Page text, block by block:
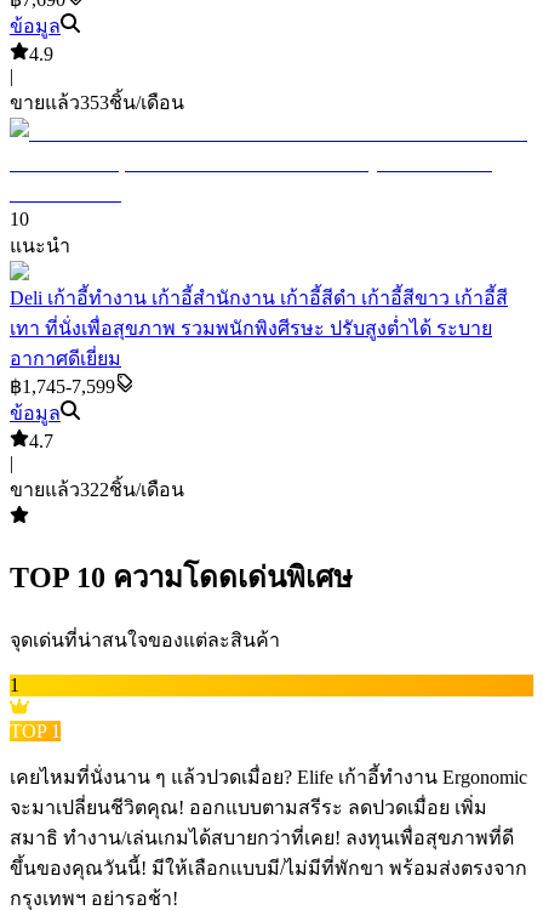
ข้อมูล
4.9
|
ขายแล้ว353ชิ้น/เดือน
10
แนะนำ
Deli เก้าอี้ทำงาน เก้าอี้สำนักงาน เก้าอี้สีดำ เก้าอี้สีขาว เก้าอี้สี
เทา ที่นั่งเพื่อสุขภาพ รวมพนักพิงศีรษะ ปรับสูงต่ำได้ ระบาย
อากาศดีเยี่ยม
฿1,745-7,599
ข้อมูล
4.7
|
ขายแล้ว322ชิ้น/เดือน
TOP 10 ความโดดเด่นพิเศษ
จุดเด่นที่น่าสนใจของแต่ละสินค้า
1
TOP 1
เคยไหมที่นั่งนาน ๆ แล้วปวดเมื่อย? Elife เก้าอี้ทำงาน Ergonomic
จะมาเปลี่ยนชีวิตคุณ! ออกแบบตามสรีระ ลดปวดเมื่อย เพิ่ม
สมาธิ ทำงาน/เล่นเกมได้สบายกว่าที่เคย! ลงทุนเพื่อสุขภาพที่ดี
ขึ้นของคุณวันนี้! มีให้เลือกแบบมี/ไม่มีที่พักขา พร้อมส่งตรงจาก
กรุงเทพฯ อย่ารอช้า!